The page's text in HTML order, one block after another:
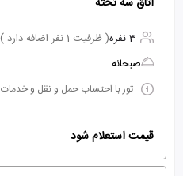
3 نفره
( ظرفیت 1 نفر اضافه دارد )
صبحانه
تور با احتساب حمل و نقل و خدمات
قیمت استعلام شود